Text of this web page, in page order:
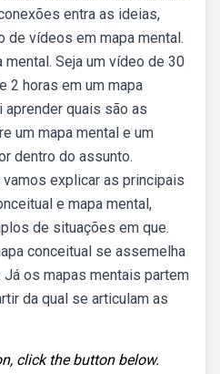
entra as ideias,
de vídeos em mapa mental.
Seja um vídeo de 30
2 horas em um mapa
aprender quais são as
um mapa mental e um
dentro do assunto.
explicar as principais
e mapa mental,
de situações em que.
conceitual se assemelha
os mapas mentais partem
da qual se articulam as
click the button below.